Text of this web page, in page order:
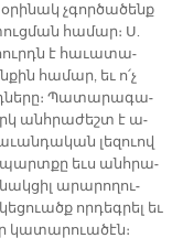
օ­րի­նակ չգոր­ծա­ծենք
հա­մար։ Ս.
է հա­ւա­տա­
հա­մար, եւ ո՛չ
Պա­տա­րա­գա­
անհ­րա­ժեշտ է ա­
լե­զուով
պարտ­քը եւս անհ­րա­
ա­րա­րո­ղու­
որ­դեգ­րել եւ
կա­տա­րուա­ծէն։